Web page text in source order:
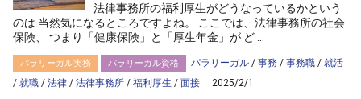
法律事務所の福利厚生がどうなっているかという
のは 当然気になるところですよね。 ここでは、法律事務所の社会
保険、 つまり「健康保険」と「厚生年金」が ど ...
パラリーガル実務 パラリーガル資格 パラリーガル / 事務 / 事務職 / 就活
/ 就職 / 法律 / 法律事務所 / 福利厚生 / 面接 2025/2/1